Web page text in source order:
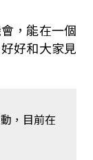
，能在一個
好和大家見
，目前在